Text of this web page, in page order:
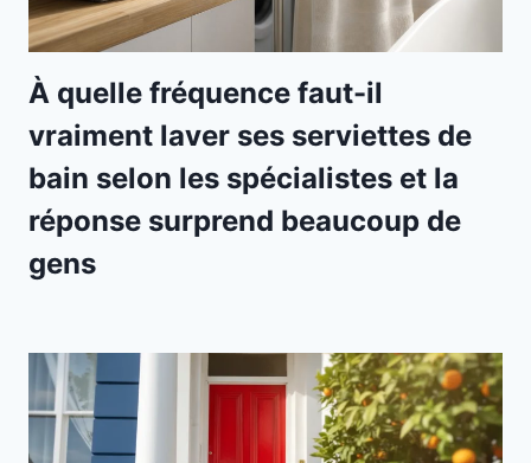
À quelle fréquence faut-il
vraiment laver ses serviettes de
bain selon les spécialistes et la
réponse surprend beaucoup de
gens